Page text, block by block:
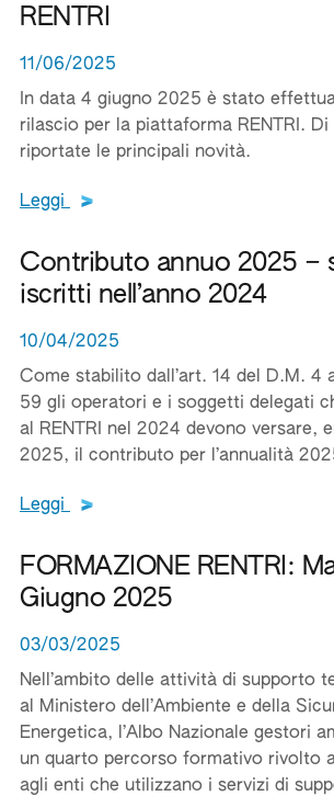
RENTRI
11/06/2025
In data 4 giugno 2025 è stato
rilascio per la piattaforma RENTRI.
riportate le principali novità.
Leggi Leggi tutto il testo del
Contributo annuo 2025 –
iscritti nell’anno 2024
10/04/2025
Come stabilito dall’art. 14 del D.M. 4
59 gli operatori e i soggetti delegati
al RENTRI nel 2024 devono versare,
2025, il contributo per l’annualità
Leggi Leggi tutto il testo del
FORMAZIONE RENTRI:
Giugno 2025
03/03/2025
Nell’ambito delle attività di supporto
al Ministero dell’Ambiente e della
Energetica, l’Albo Nazionale gestori
un quarto percorso formativo rivolto
agli enti che utilizzano i servizi di